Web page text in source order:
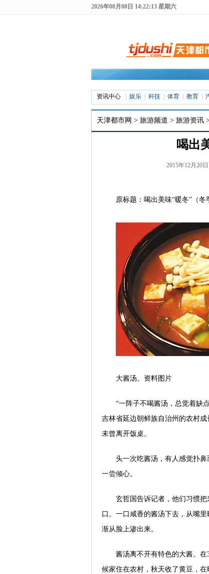
2026年08月08日 14:22:13 星期六
资讯中心 娱乐 科技 体育 教育
天津都市网 > 旅游频道 > 旅游资讯
喝出
2015年12月20
原标题：喝出美味“暖冬”（冬
大酱汤。资料图片
“一阵子不喝酱汤，总觉着缺
吉林省延边朝鲜族自治州的农村
未曾离开饭桌。
头一次吃酱汤，有人感觉扑
一尝倾心。
玄哲国告诉记者，他们习惯
口。一口咸香的酱汤下去，从嘴
渐从脸上渗出来。
酱汤离不开有特色的大酱。
候家住在农村，秋天收了黄豆，